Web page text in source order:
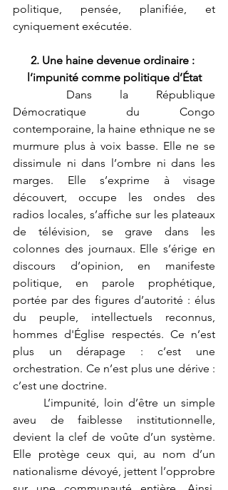
politique, pensée, planifiée, et
cyniquement exécutée.
2. Une haine devenue ordinaire :
l’impunité comme politique d’État
Démocratique du Congo
contemporaine, la haine ethnique ne se
murmure plus à voix basse. Elle ne se
dissimule ni dans l’ombre ni dans les
marges. Elle s’exprime à visage
découvert, occupe les ondes des
radios locales, s’affiche sur les plateaux
de télévision, se grave dans les
colonnes des journaux. Elle s’érige en
discours d’opinion, en manifeste
politique, en parole prophétique,
portée par des figures d’autorité : élus
du peuple, intellectuels reconnus,
hommes d'Église respectés. Ce n’est
plus un dérapage : c’est une
orchestration. Ce n’est plus une dérive :
c’est une doctrine.
aveu de faiblesse institutionnelle,
devient la clef de voûte d’un système.
Elle protège ceux qui, au nom d’un
nationalisme dévoyé, jettent l’opprobre